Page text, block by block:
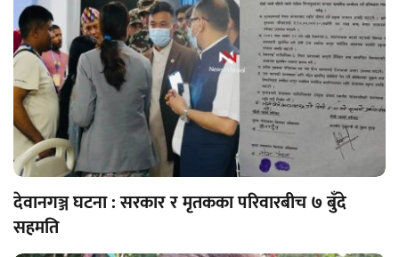
देवानगञ्ज घटना : सरकार र मृतकका परिवारबीच ७ बुँदे
सहमति